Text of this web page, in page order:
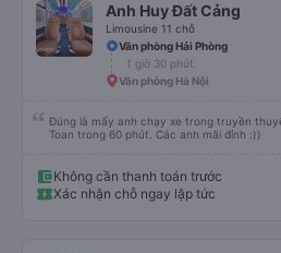
Anh Huy Đất Cảng
Limousine 11 chỗ
Văn phòng Hải Phòng
1 giờ 30 phút
Văn phòng Hà Nội
Đúng là mấy anh chạy xe trong truyền
Toan trong 60 phút. Các anh mãi đỉnh :))
Không cần thanh toán trước
Xác nhận chỗ ngay lập tức